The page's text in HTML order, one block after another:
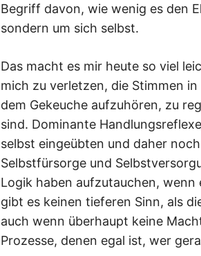
Begriff davon, wie wenig es den
sondern um sich selbst.
Das macht es mir heute so viel
mich zu verletzen, die Stimmen
dem Gekeuche aufzuhören, zu
sind. Dominante
selbst eingeübten und daher
Selbstfürsorge und
Logik haben aufzutauchen, wenn
gibt es keinen tieferen Sinn, als
auch wenn überhaupt keine
Prozesse, denen egal ist, wer